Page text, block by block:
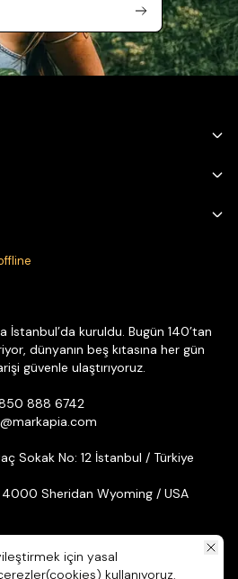
için yasal
kullanıyoruz.
İstanbul’da kuruldu. Bugün 140’tan
dünyanın beş kıtasına her gün
güvenle ulaştırıyoruz.
888 6742
Sokak No: 12 İstanbul / Türkiye
Sheridan Wyoming / USA